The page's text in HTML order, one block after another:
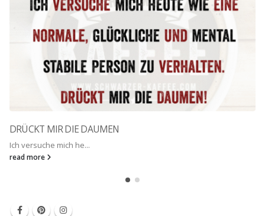
DRÜCKT MIR DIE DAUMEN
Ich versuche mich he...
read more